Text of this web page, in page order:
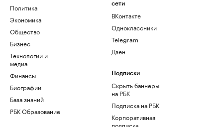
Политика
Экономика
Общество
Бизнес
Технологии и
медиа
Финансы
Биографии
База знаний
РБК Образование
сети
ВКонтакте
Одноклассники
Telegram
Дзен
Подписки
Скрыть баннеры
на РБК
Подписка на РБК
Корпоративная
подписка